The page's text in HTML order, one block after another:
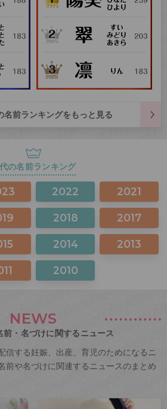
名前ランキングをもっと見る
の名前ランキング
2022 2021
2018 2017
2014 2013
2010
NEWS
前・名づけに関するニュース
信する妊娠、出産、育児のためになるニ
前や名づけに関連するニュースのまとめ